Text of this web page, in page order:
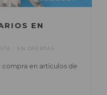
EN
EN OFERTAS
en artículos de